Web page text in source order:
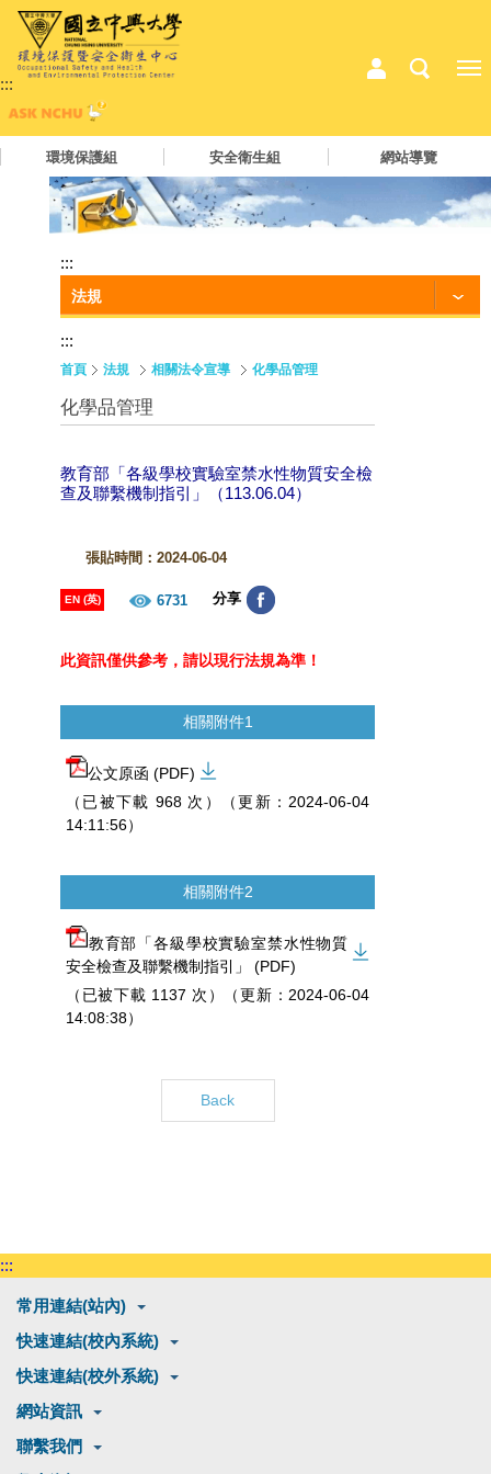
:::
環境保護組 安全衛生組 網站導覽
:::
法規
:::
首頁 法規 相關法令宣導 化學品管理
化學品管理
教育部「各級學校實驗室禁水性物質安全檢
查及聯繫機制指引」（113.06.04）
張貼時間：2024-06-04
EN (英) 6731 分享
此資訊僅供參考，請以現行法規為準！
相關附件1
公文原函 (PDF)
（已被下載 968 次）（更新：2024-06-04
14:11:56）
相關附件2
教育部「各級學校實驗室禁水性物質
安全檢查及聯繫機制指引」 (PDF)
（已被下載 1137 次）（更新：2024-06-04
14:08:38）
Back
:::
常用連結(站內)
快速連結(校內系統)
快速連結(校外系統)
網站資訊
聯繫我們